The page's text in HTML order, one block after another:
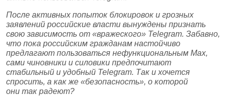
После активных попыток блокировок и грозных
заявлений российские власти вынуждены признать
свою зависимость от «вражеского» Telegram. Забавно,
что пока российским гражданам настойчиво
предлагают пользоваться нефункциональным Max,
сами чиновники и силовики предпочитают
стабильный и удобный Telegram. Так и хочется
спросить, а как же «безопасность», о которой
они так радеют?